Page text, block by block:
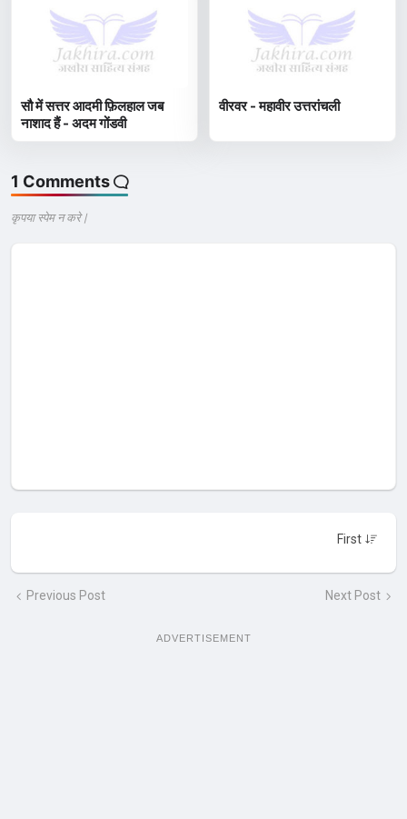
सौ में सत्तर आदमी फ़िलहाल जब
नाशाद हैं - अदम गोंडवी
वीरवर - महावीर उत्तरांचली
1 Comments
कृपया स्पेम न करे |
Previous Post Next Post
ADVERTISEMENT